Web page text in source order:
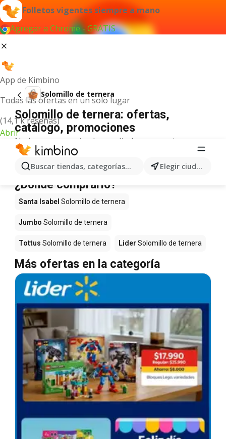
Folletos vigentes siempre a mano
Agregar a Chrome - GRATIS
App de Kimbino
Todas las ofertas en un solo lugar
(14,1 k reseñas)
Abrir
Buscar tiendas, categorías, productos... Elegir ciudad
Solomillo de ternera
Solomillo de ternera: ofertas,
catálogo, promociones
No hemos encontrado resultados para este
término.
Solomillo de ternera en oferta -
¿Dónde comprarlo?
Santa Isabel Solomillo de ternera
Jumbo Solomillo de ternera
Tottus Solomillo de ternera Lider Solomillo de ternera
Más ofertas en la categoría